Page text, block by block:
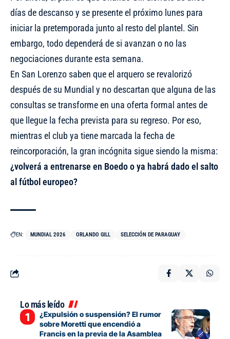
días de descanso y se presente el próximo lunes para
iniciar la pretemporada junto al resto del plantel. Sin
embargo, todo dependerá de si avanzan o no las
negociaciones durante esta semana.
En San Lorenzo saben que el arquero se revalorizó
después de su Mundial y no descartan que alguna de las
consultas se transforme en una oferta formal antes de
que llegue la fecha prevista para su regreso. Por eso,
mientras el club ya tiene marcada la fecha de
reincorporación, la gran incógnita sigue siendo la misma:
¿volverá a entrenarse en Boedo o ya habrá dado el salto
al fútbol europeo?
EN: MUNDIAL 2026 ORLANDO GILL SELECCIÓN DE PARAGUAY
Lo más leído
¿Expulsión o suspensión? El rumor
sobre Moretti que encendió a
Francis en la previa de la Asamblea